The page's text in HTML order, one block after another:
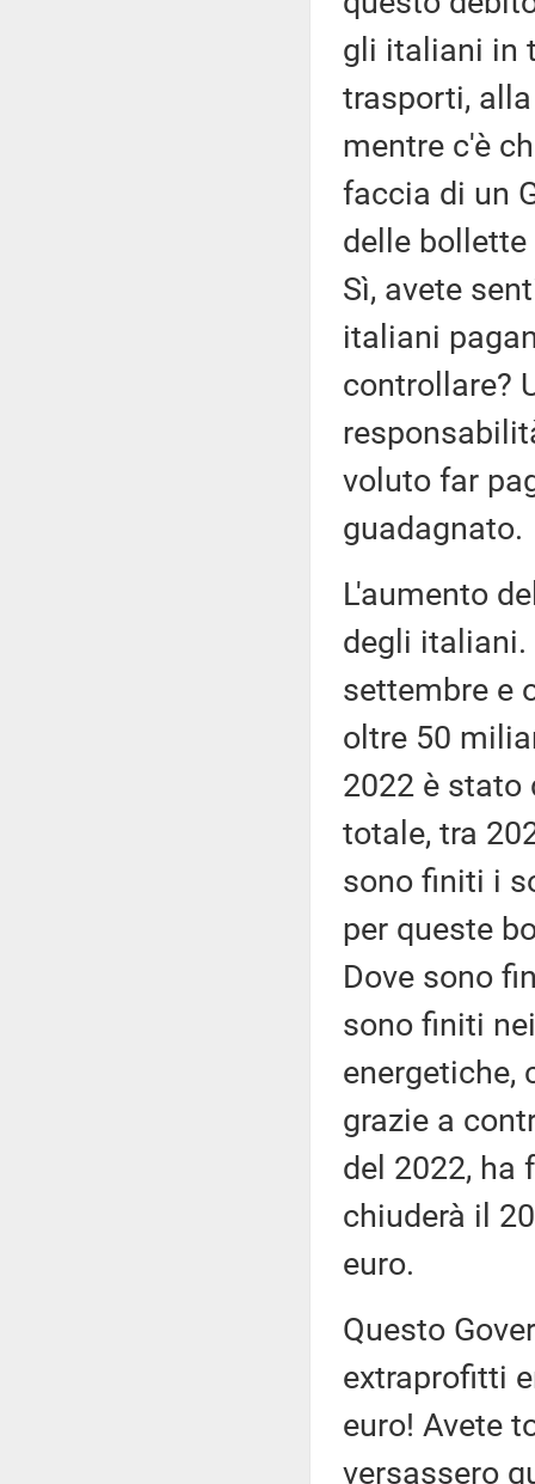
gli italiani in
trasporti,
mentre c'è
faccia di un
delle bollette
Sì, avete
italiani
controllare?
voluto far
guadagnato.
L'aumento
degli italiani.
settembre e
oltre 50
2022 è stato
totale, tra
sono finiti i
per queste
Dove sono
sono finiti
energetiche,
grazie a
del 2022, ha
chiuderà il
euro.
Questo
extraprofitti
euro! Avete
versassero